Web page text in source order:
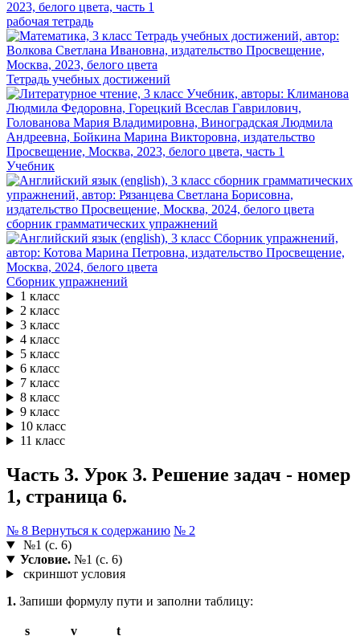
рабочая тетрадь
Тетрадь учебных достижений
Учебник
сборник грамматических упражнений
Сборник упражнений
1 класс
2 класс
3 класс
4 класс
5 класс
6 класс
7 класс
8 класс
9 класс
10 класс
11 класс
Часть 3. Урок 3. Решение задач - номер
1, страница 6.
№ 8 Вернуться к содержанию № 2
№1 (с. 6)
Условие.№1 (с. 6)
скриншот условия
1. Запиши формулу пути и заполни таблицу:
s v t